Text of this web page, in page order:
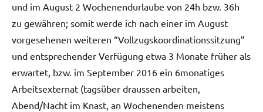
und im August 2 Wochenendurlaube von 24h bzw. 36h
zu gewähren; somit werde ich nach einer im August
vorgesehenen weiteren “Vollzugskoordinationssitzung”
und entsprechender Verfügung etwa 3 Monate früher als
erwartet, bzw. im September 2016 ein 6monatiges
Arbeitsexternat (tagsüber draussen arbeiten,
Abend/Nacht im Knast, an Wochenenden meistens